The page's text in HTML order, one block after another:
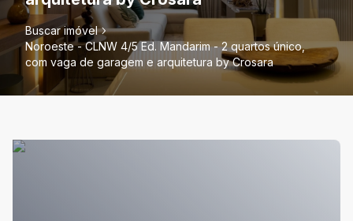
Buscar imóvel
Noroeste - CLNW 4/5 Ed. Mandarim - 2 quartos único,
com vaga de garagem e arquitetura by Crosara